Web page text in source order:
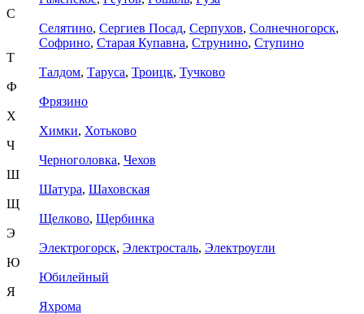
С
Селятино, Сергиев Посад, Серпухов, Солнечногорск,
Софрино, Старая Купавна, Струнино, Ступино
Т
Талдом, Таруса, Троицк, Тучково
Ф
Фрязино
Х
Химки, Хотьково
Ч
Черноголовка, Чехов
Ш
Шатура, Шаховская
Щ
Щелково, Щербинка
Э
Электрогорск, Электросталь, Электроугли
Ю
Юбилейный
Я
Яхрома